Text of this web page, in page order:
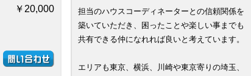
￥20,000
担当のハウスコーディネーターとの信頼関係を
築いていただき、困ったことや楽しい事までも
共有できる仲になれれば良いと考えています。
エリアも東京、横浜、川崎や東京寄りの埼玉、